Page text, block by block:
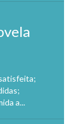
a...